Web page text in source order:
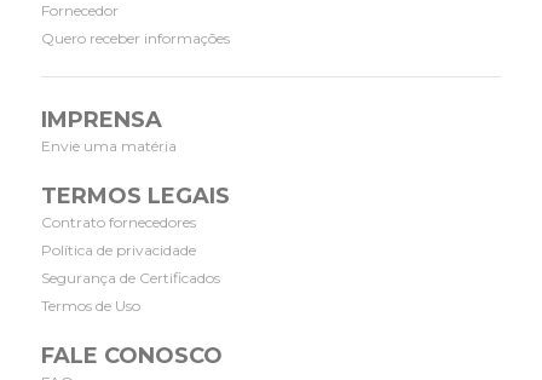
Fornecedor
Quero receber informações
IMPRENSA
Envie uma matéria
TERMOS LEGAIS
Contrato fornecedores
Política de privacidade
Segurança de Certificados
Termos de Uso
FALE CONOSCO